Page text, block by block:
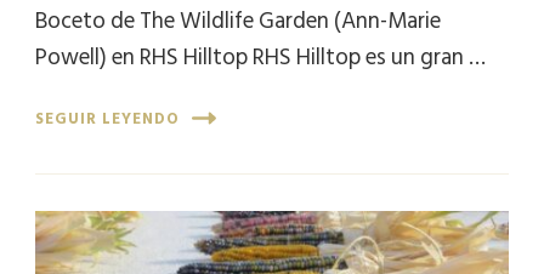
Boceto de The Wildlife Garden (Ann-Marie
Powell) en RHS Hilltop RHS Hilltop es un gran …
SEGUIR LEYENDO